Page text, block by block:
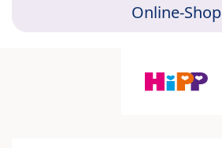
Online-Shop